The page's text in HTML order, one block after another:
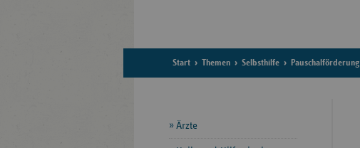
Start Themen Selbsthilfe Pauschalförderung
Seitennavigation
Ärzte